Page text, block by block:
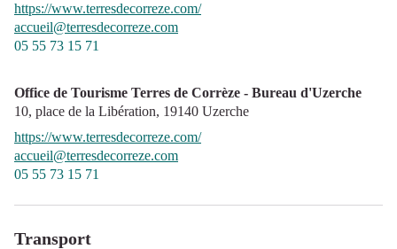
https://www.terresdecorreze.com/
accueil@terresdecorreze.com
05 55 73 15 71
Office de Tourisme Terres de Corrèze - Bureau d'Uzerche
10, place de la Libération, 19140 Uzerche
https://www.terresdecorreze.com/
accueil@terresdecorreze.com
05 55 73 15 71
Transport